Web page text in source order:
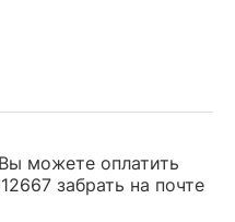
можете оплатить
забрать на почте